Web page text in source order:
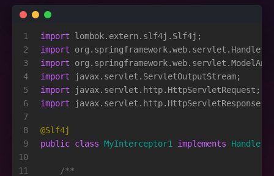
1
2
3
4
5
6
7
8
9
10
11
import lombok.extern.slf4j.Slf4j;
import
import
import javax.servlet.ServletOutputStream;
import javax.servlet.http.HttpServletRequest;
import javax.servlet.http.HttpServletResponse;
@Slf4j
public class MyInterceptor1 implements
/**